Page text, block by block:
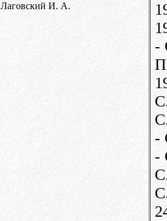
Лаговский И. А.
-
-
-